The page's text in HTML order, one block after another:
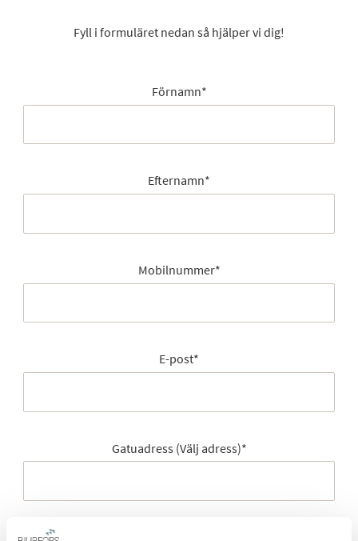
Fyll i formuläret nedan så hjälper vi dig!
Förnamn*
Efternamn*
Mobilnummer*
E-post*
Gatuadress (Välj adress)*